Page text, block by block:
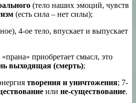
(тело наших эмоций, чувств
(есть сила – нет силы);
4-ое тело, впускает и выпускает
«прана» приобретает смысл, это
выходящая (смерть);
творения и уничтожения; 7-
или не-существование.